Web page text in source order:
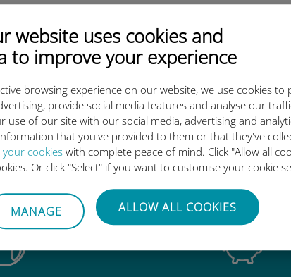
website uses cookies and
to improve your experience
browsing experience on our website, we use cookies to
provide social media features and analyse our
use of our site with our social media, advertising and
that you've provided to them or that they've
your cookies with complete peace of mind. Click "Allow all
Or click "Select" if you want to customise your cookie
MANAGE ALLOW ALL COOKIES
ativar o plano de dados e instalar o Ubigi
eSIM.
Simples!
internacional da Ubigi